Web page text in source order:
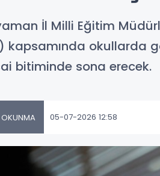
İl Milli Eğitim
kapsamında okullarda
bitiminde sona erecek.
OKUNMA 05-07-2026 12:58